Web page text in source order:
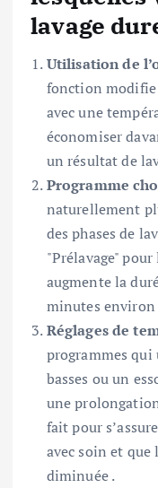
lavage
Utilisation de
fonction modifie
avec une
économiser
un résultat de
Programme
naturellement
des phases de
"Prélavage"
augmente la
minutes environ
Réglages de
programmes
basses ou un
une
fait pour
avec soin et que
diminuée .